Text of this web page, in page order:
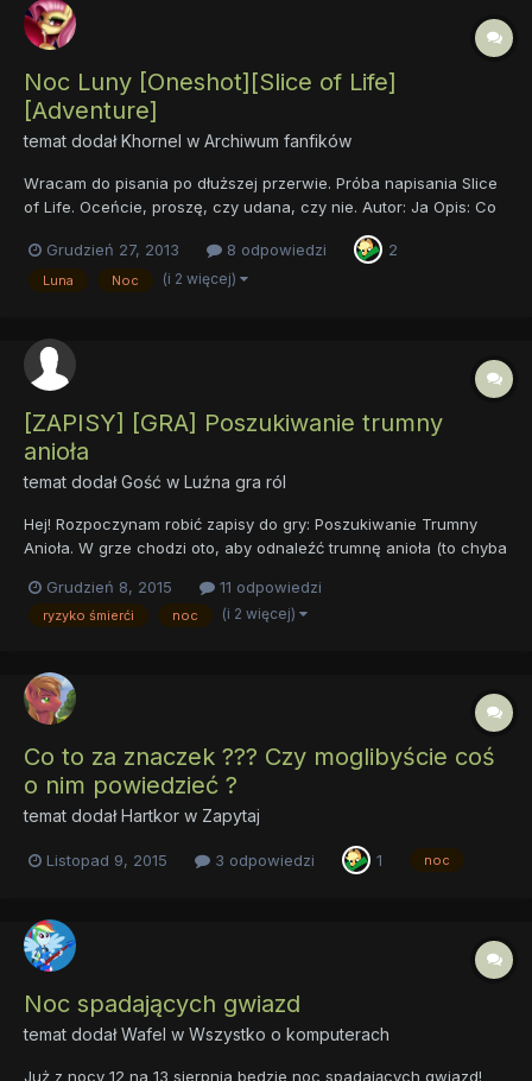
Noc Luny [Oneshot][Slice of Life]
[Adventure]
temat dodałKhornel w Archiwum fanfików
Wracam do pisania po dłuższej przerwie. Próba napisania Slice
of Life. Oceńcie, proszę, czy udana, czy nie. Autor: Ja Opis: Co
może planuje powrót wiecznej nocy? Nie. Dba o nasze sny i
chroni nas przed koszmarami. I jest najlepszą księżni...
Grudzień 27, 2013 8 odpowiedzi 2
Luna Noc (i 2 więcej)
[ZAPISY] [GRA] Poszukiwanie trumny
anioła
temat dodał Gość w Luźna gra ról
Hej! Rozpoczynam robić zapisy do gry: Poszukiwanie Trumny
Anioła. W grze chodzi oto, aby odnaleźć trumnę anioła (to chyba
wstanie i zacznie niszczyć świat za grzechy, aby tego uniknąć
trzeba posmarować go kremem, tylko nie wiadomo...
Grudzień 8, 2015 11 odpowiedzi
ryzyko śmierći noc (i 2 więcej)
Co to za znaczek ??? Czy moglibyście coś
o nim powiedzieć ?
temat dodałHartkor w Zapytaj
Listopad 9, 2015 3 odpowiedzi 1 noc
Noc spadających gwiazd
temat dodałWafel w Wszystko o komputerach
Już z nocy 12 na 13 sierpnia będzie noc spadających gwiazd!